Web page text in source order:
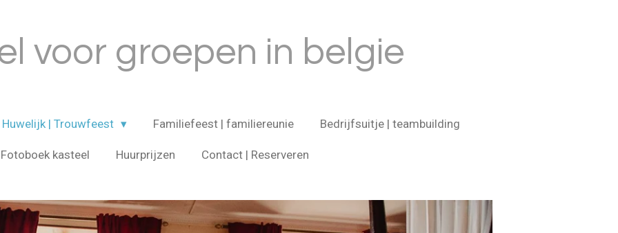
voor groepen in belgie
Huwelijk | Trouwfeest Familiefeest | familiereunie Bedrijfsuitje | teambuilding
Fotoboek kasteel Huurprijzen Contact | Reserveren